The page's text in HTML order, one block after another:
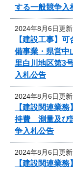
する一般競争入
2024年8月6日更新
【建設工事】
備事業・県営中
里白川地区第3
入札公告
2024年8月6日更新
【建設関連業
持費 測量及び
争入札公告
2024年8月6日更新
【建設関連業